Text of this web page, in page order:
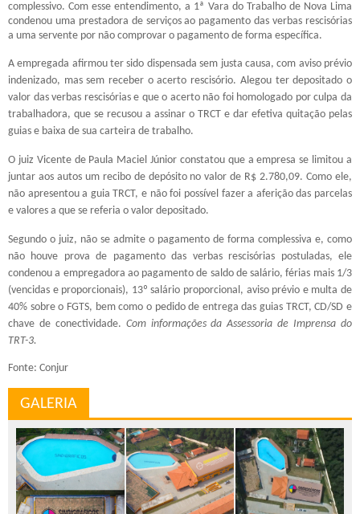
complessivo. Com esse entendimento, a 1ª Vara do Trabalho de Nova Lima
condenou uma prestadora de serviços ao pagamento das verbas rescisórias
a uma servente por não comprovar o pagamento de forma específica.
A empregada afirmou ter sido dispensada sem justa causa, com aviso prévio
indenizado, mas sem receber o acerto rescisório. Alegou ter depositado o
valor das verbas rescisórias e que o acerto não foi homologado por culpa da
trabalhadora, que se recusou a assinar o TRCT e dar efetiva quitação pelas
guias e baixa de sua carteira de trabalho.
O juiz Vicente de Paula Maciel Júnior constatou que a empresa se limitou a
juntar aos autos um recibo de depósito no valor de R$ 2.780,09. Como ele,
não apresentou a guia TRCT, e não foi possível fazer a aferição das parcelas
e valores a que se referia o valor depositado.
Segundo o juiz, não se admite o pagamento de forma complessiva e, como
não houve prova de pagamento das verbas rescisórias postuladas, ele
condenou a empregadora ao pagamento de saldo de salário, férias mais 1/3
(vencidas e proporcionais), 13º salário proporcional, aviso prévio e multa de
40% sobre o FGTS, bem como o pedido de entrega das guias TRCT, CD/SD e
chave de conectividade. Com informações da Assessoria de Imprensa do
TRT-3.
Fonte: Conjur
GALERIA